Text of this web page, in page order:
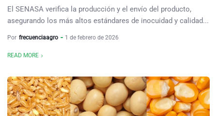
El SENASA verifica la producción y el envío del producto,
asegurando los más altos estándares de inocuidad y calidad...
Por frecuenciaagro 1 de febrero de 2026
READ MORE